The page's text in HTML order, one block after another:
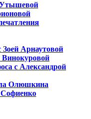
Утышевой
Арнаутовой
Винокуровой
с Александрой
Олюшкина
Софиенко